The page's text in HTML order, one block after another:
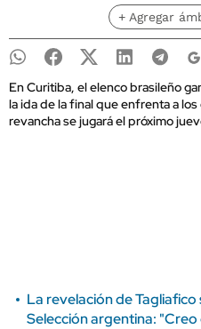
+ Agregar
En Curitiba, el elenco brasileño
la ida de la final que enfrenta a
revancha se jugará el próximo
La revelación de
Selección argentina: